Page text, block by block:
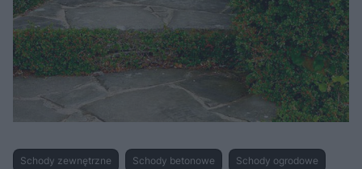
Schody zewnętrzne Schody betonowe Schody ogrodowe